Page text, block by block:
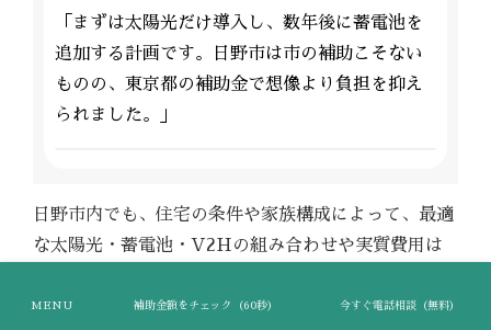
「まずは太陽光だけ導入し、数年後に蓄電池を
追加する計画です。日野市は市の補助こそない
ものの、東京都の補助金で想像より負担を抑え
られました。」
日野市内でも、住宅の条件や家族構成によって、最適
な太陽光・蓄電池・V2Hの組み合わせや実質費用は
MENU 補助金額をチェック（60秒） 今すぐ電話相談（無料）